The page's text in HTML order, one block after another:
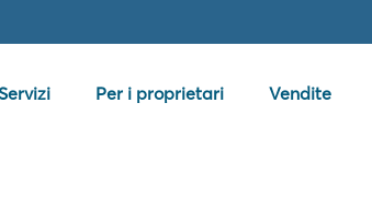
Per i proprietari Vendite